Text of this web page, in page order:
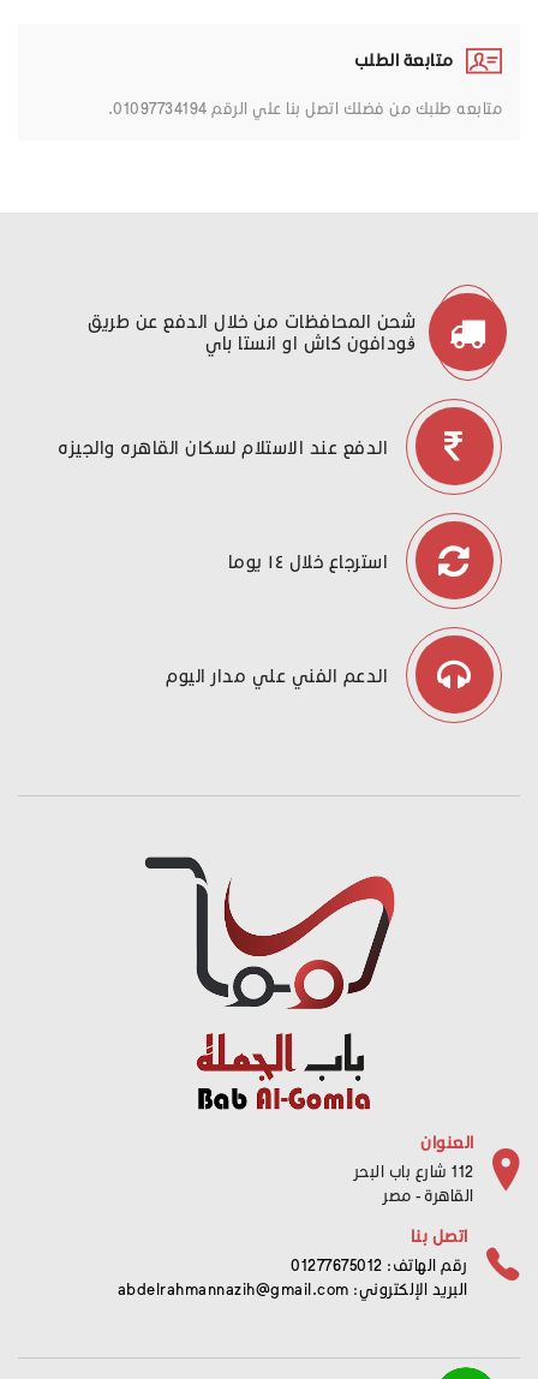
متابعة الطلب
متابعه طلبك من فضلك اتصل بنا علي الرقم 01097734194.
شحن المحافظات من خلال الدفع عن طريق
ڤودافون كاش او انستا باي
الدفع عند الاستلام لسكان القاهره والجيزه
استرجاع خلال ١٤ يوما
الدعم الفني علي مدار اليوم
العنوان
112 شارع باب البحر
القاهرة - مصر
اتصل بنا
رقم الهاتف: 01277675012
البريد الإلكتروني: abdelrahmannazih@gmail.com